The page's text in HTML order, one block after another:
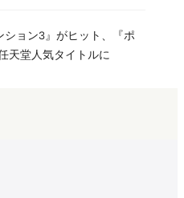
ション3』がヒット、『ポ
天堂人気タイトルに